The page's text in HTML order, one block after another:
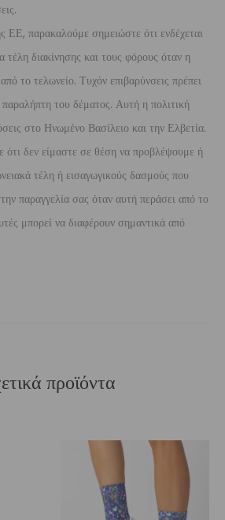
ΕΕ, παρακαλούμε σημειώστε ότι ενδέχεται
τέλη διακίνησης και τους φόρους όταν η
το τελωνείο. Τυχόν επιβαρύνσεις πρέπει
του δέματος. Αυτή η πολιτική
στο Ηνωμένο Βασίλειο και την Ελβετία.
δεν είμαστε σε θέση να προβλέψουμε ή
τέλη ή εισαγωγικούς δασμούς που
παραγγελία σας όταν αυτή περάσει από το
μπορεί να διαφέρουν σημαντικά από
προϊόντα